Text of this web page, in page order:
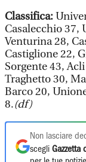
Classifica:
Casalecchio 37,
Venturina 28,
Castiglione 22,
Sorgente 43,
Traghetto 30,
Barco 20,
8.(df)
Non lasciare
scegli Gazzetta